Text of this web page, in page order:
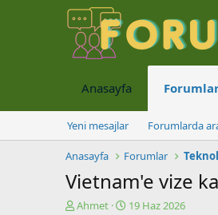
Anasayfa
Yeni mesajlar Forumlarda
Anasayfa Forumlar
Vietnam'e vize
K
Ahmet
B19 Haz 2026